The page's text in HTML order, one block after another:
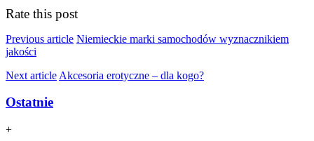
Rate this post
Previous article Niemieckie marki samochodów wyznacznikiem
jakości
Next article Akcesoria erotyczne – dla kogo?
Ostatnie
+